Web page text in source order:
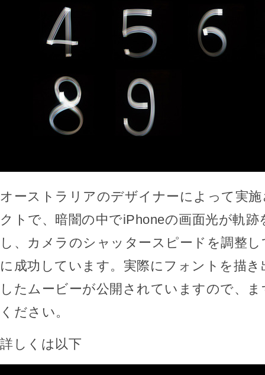
オーストラリアのデザイナーによって実
クトで、暗闇の中でiPhoneの画面光が軌
し、カメラのシャッタースピードを調整
に成功しています。実際にフォントを描き
したムービーが公開されていますので、
ください。
詳しくは以下